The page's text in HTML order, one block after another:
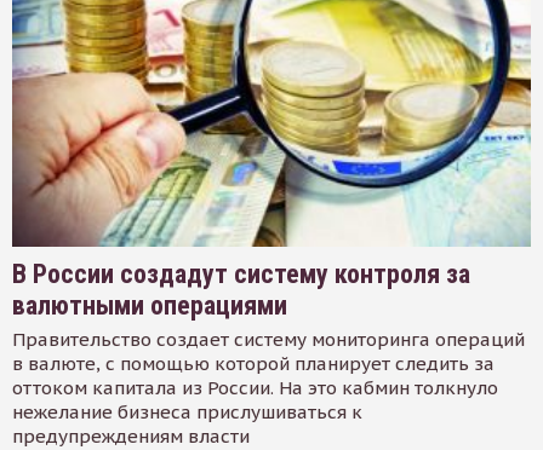
В России создадут систему контроля за
валютными операциями
Правительство создает систему мониторинга операций
в валюте, с помощью которой планирует следить за
оттоком капитала из России. На это кабмин толкнуло
нежелание бизнеса прислушиваться к
предупреждениям власти